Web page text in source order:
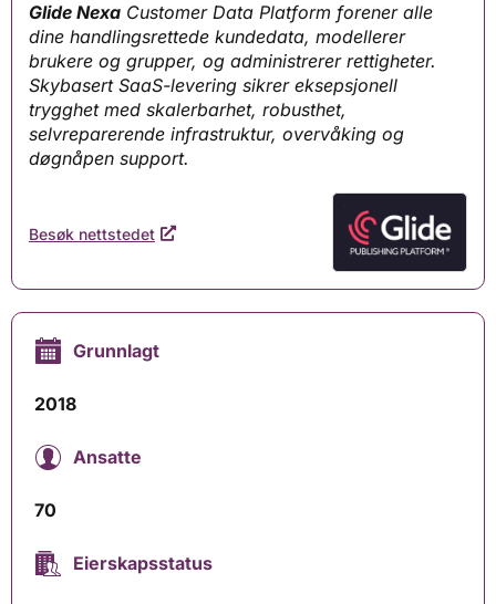
Glide Nexa Customer Data Platform forener alle
dine handlingsrettede kundedata, modellerer
brukere og grupper, og administrerer rettigheter.
Skybasert SaaS-levering sikrer eksepsjonell
trygghet med skalerbarhet, robusthet,
selvreparerende infrastruktur, overvåking og
døgnåpen support.
Besøk nettstedet
Grunnlagt
2018
Ansatte
70
Eierskapsstatus